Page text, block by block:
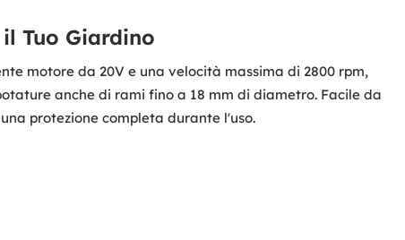
Tuo Giardino
motore da 20V e una velocità massima di 2800 rpm,
anche di rami fino a 18 mm di diametro. Facile da
protezione completa durante l'uso.